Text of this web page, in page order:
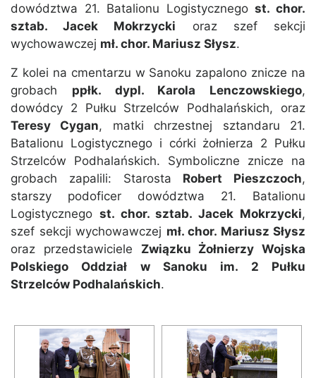
dowództwa 21. Batalionu Logistycznegost. chor.
sztab. Jacek Mokrzycki oraz szef sekcji
wychowawczej mł. chor. Mariusz Słysz.
Z kolei na cmentarzu w Sanoku zapalono znicze na
grobach ppłk. dypl. Karola Lenczowskiego,
dowódcy 2 Pułku Strzelców Podhalańskich, oraz
Teresy Cygan, matki chrzestnej sztandaru 21.
Batalionu Logistycznego i córki żołnierza 2 Pułku
Strzelców Podhalańskich. Symboliczne znicze na
grobach zapalili: Starosta Robert Pieszczoch,
starszy podoficer dowództwa 21. Batalionu
Logistycznego st. chor. sztab. Jacek Mokrzycki,
szef sekcji wychowawczej mł. chor. Mariusz Słysz
oraz przedstawiciele Związku Żołnierzy Wojska
Polskiego Oddział w Sanoku im. 2 Pułku
Strzelców Podhalańskich.